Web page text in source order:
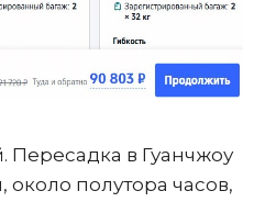
в Гуанчжоу
около полутора часов,